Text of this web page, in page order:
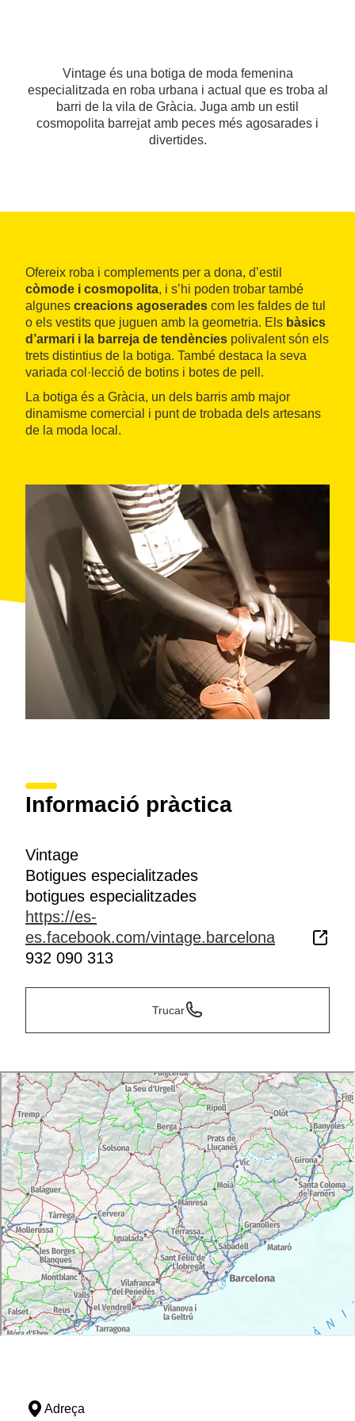
Vintage és una botiga de moda femenina
especialitzada en roba urbana i actual que es troba al
barri de la vila de Gràcia. Juga amb un estil
cosmopolita barrejat amb peces més agosarades i
divertides.
Ofereix roba i complements per a dona, d’estil
còmode i cosmopolita, i s’hi poden trobar també
algunes creacions agoserades com les faldes de tul
o els vestits que juguen amb la geometria. Els bàsics
d’armari i la barreja de tendències polivalent són els
trets distintius de la botiga. També destaca la seva
variada col·lecció de botins i botes de pell.
La botiga és a Gràcia, un dels barris amb major
dinamisme comercial i punt de trobada dels artesans
de la moda local.
Informació pràctica
Vintage
Botigues especialitzades
botigues especialitzades
https://es-
es.facebook.com/vintage.barcelona
932 090 313
Trucar
Adreça